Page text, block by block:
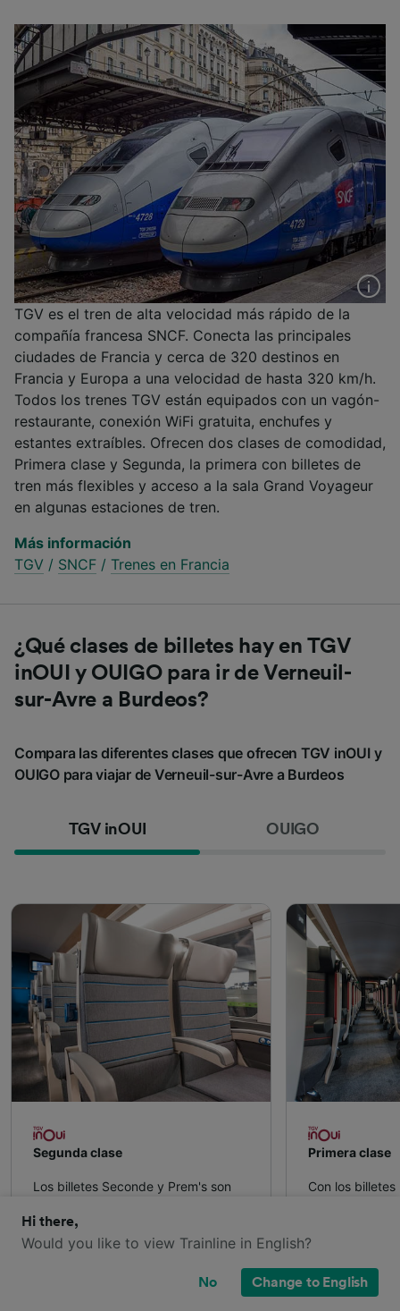
TGV es el tren de alta velocidad más rápido de la
compañía francesa SNCF. Conecta las principales
ciudades de Francia y cerca de 320 destinos en
Francia y Europa a una velocidad de hasta 320 km/h.
Todos los trenes TGV están equipados con un vagón-
restaurante, conexión WiFi gratuita, enchufes y
estantes extraíbles. Ofrecen dos clases de comodidad,
Primera clase y Segunda, la primera con billetes de
tren más flexibles y acceso a la sala Grand Voyageur
en algunas estaciones de tren.
Más información
TGV / SNCF / Trenes en Francia
¿Qué clases de billetes hay en TGV
inOUI y OUIGO para ir de Verneuil-
sur-Avre a Burdeos?
Compara las diferentes clases que ofrecen TGV inOUI y
OUIGO para viajar de Verneuil-sur-Avre a Burdeos
TGV inOUI OUIGO
Segunda clase
Los billetes Seconde y Prem's son
de sus trenes encontrarás amplios
asientos, enchufes, acceso a wifi
Primera clase
Con los billetes
para tus
Wifi
Hi there,
Would you like to view Trainline in English?
No Change to English